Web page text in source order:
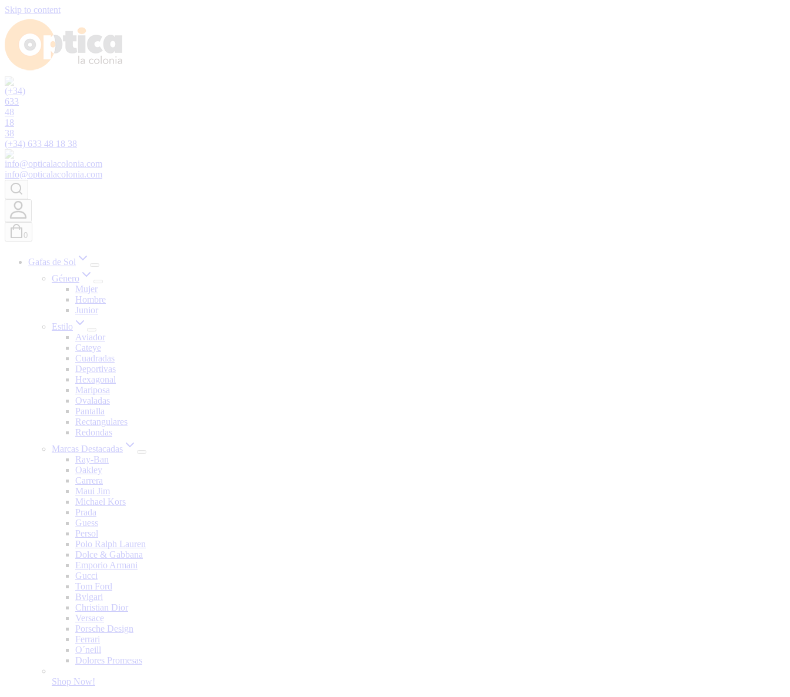
Skip to content
(+34) 633 48 18 38
info@opticalacolonia.com
0
Gafas de Sol
Género
Mujer
Hombre
Junior
Estilo
Aviador
Cateye
Cuadradas
Deportivas
Hexagonal
Mariposa
Ovaladas
Pantalla
Rectangulares
Redondas
Marcas Destacadas
Ray-Ban
Oakley
Carrera
Maui Jim
Michael Kors
Prada
Guess
Persol
Polo Ralph Lauren
Dolce & Gabbana
Emporio Armani
Gucci
Tom Ford
Bvlgari
Christian Dior
Versace
Porsche Design
Ferrari
O´neill
Dolores Promesas
Shop Now!